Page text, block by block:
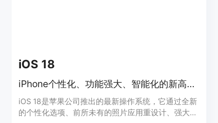
iOS 18
iPhone个性化、功能强大、智能化的新高度。
iOS 18是苹果公司推出的最新操作系统，它通过全新
的个性化选项、前所未有的照片应用重设计、强大的